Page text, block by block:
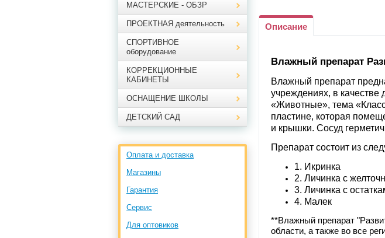
МАСТЕРСКИЕ - ОБЗР
ПРОЕКТНАЯ деятельность
СПОРТИВНОЕ
оборудование
КОРРЕКЦИОННЫЕ
КАБИНЕТЫ
ОСНАЩЕНИЕ ШКОЛЫ
ДЕТСКИЙ САД
Оплата и доставка
Магазины
Гарантия
Сервис
Для оптовиков
Описание
Влажный препарат
Влажный препарат
учреждениях, в качестве
«Животные», тема
пластине, которая
и крышки. Сосуд
Препарат состоит из
1. Икринка
2. Личинка с
3. Личинка с
4. Малек
**Влажный препарат
области, а также во все